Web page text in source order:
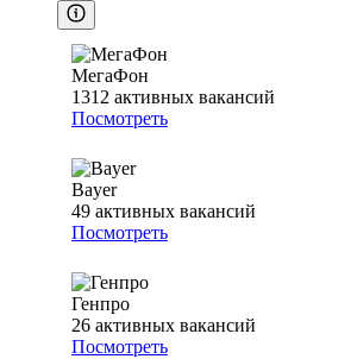
МегаФон
1312 активных вакансий
Посмотреть
Bayer
49 активных вакансий
Посмотреть
Генпро
26 активных вакансий
Посмотреть